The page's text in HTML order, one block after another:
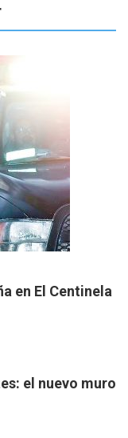
en El Centinela
el nuevo muro